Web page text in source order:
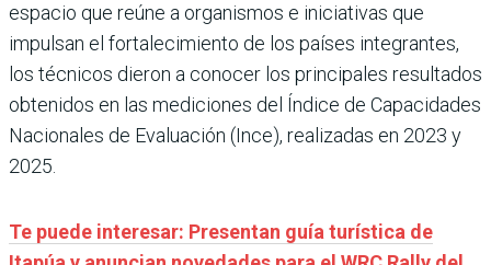
espacio que reúne a organismos e iniciativas que
impulsan el fortalecimiento de los países integrantes,
los técnicos dieron a conocer los principales resultados
obtenidos en las mediciones del Índice de Capacidades
Nacionales de Evaluación (Ince), realizadas en 2023 y
2025.
Te puede interesar: Presentan guía turística de